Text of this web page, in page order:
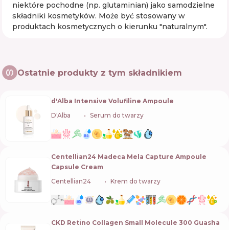
niektóre pochodne (np. glutaminian) jako samodzielne
składniki kosmetyków. Może być stosowany w
produktach kosmetycznych o kierunku "naturalnym".
Ostatnie produkty z tym składnikiem
d'Alba Intensive Volufiline Ampoule
D'Alba
Serum do twarzy
Centellian24 Madeca Mela Capture Ampoule
Capsule Cream
Centellian24
Krem do twarzy
CKD Retino Collagen Small Molecule 300 Guasha